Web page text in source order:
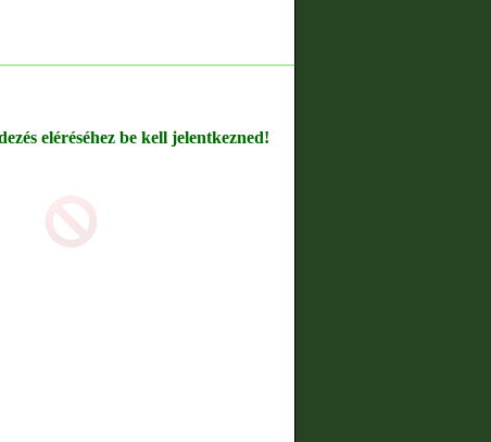
eléréséhez be kell jelentkezned!